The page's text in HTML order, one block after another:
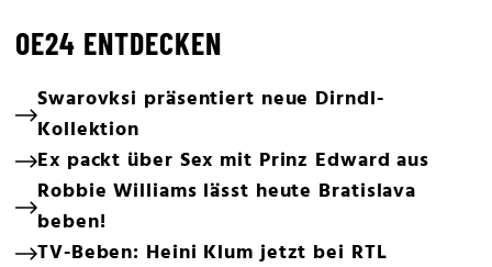
OE24 ENTDECKEN
Swarovksi präsentiert neue Dirndl-
Kollektion
Ex packt über Sex mit Prinz Edward aus
Robbie Williams lässt heute Bratislava
beben!
TV-Beben: Heini Klum jetzt bei RTL